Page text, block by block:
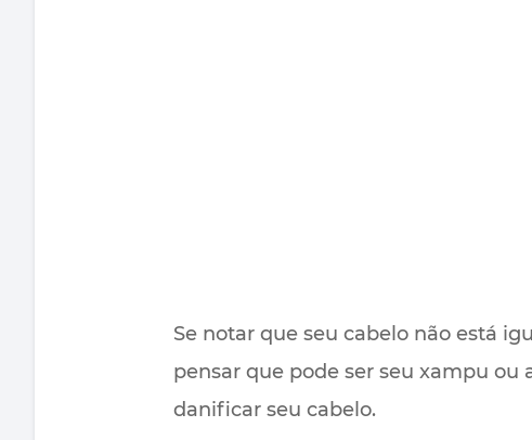
Se notar que seu cabelo não está
pensar que pode ser seu xampu
danificar seu cabelo.